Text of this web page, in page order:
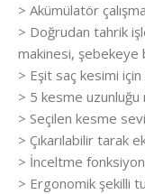
> Akümülatör
> Doğrudan tahrik
makinesi, şebekeye
> Eşit saç kesimi için
> 5 kesme
> Seçilen kesme
> Çıkarılabilir tarak
> İnceltme
> Ergonomik şekilli